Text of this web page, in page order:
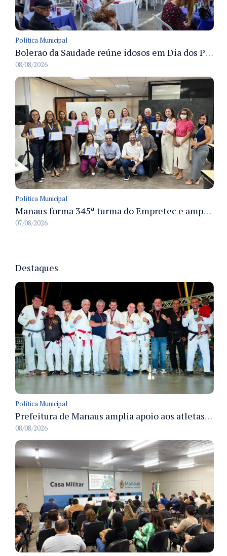
Política Municipal
Bolerão da Saudade reúne idosos em Dia dos Pais promovido pela Fundação Dr. Thomas em Manaus
08/08/2026
Política Municipal
Manaus forma 345ª turma do Empretec e amplia qualificação de empreendedores na cidade
07/08/2026
Destaques
Política Municipal
Prefeitura de Manaus amplia apoio aos atletas de 100 para 150 beneficiados a partir do próximo ano
08/08/2026